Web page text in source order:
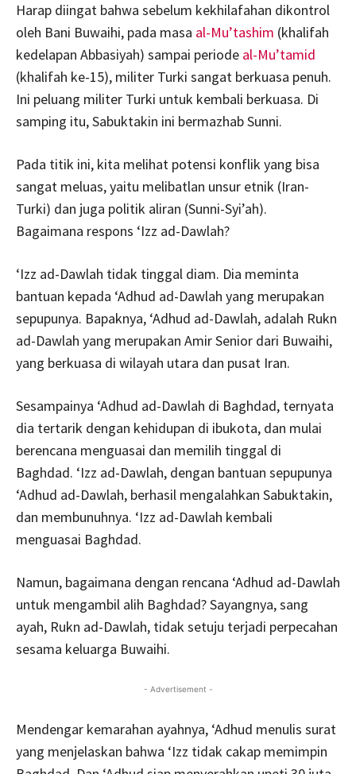
Harap diingat bahwa sebelum kekhilafahan dikontrol
oleh Bani Buwaihi, pada masa al-Mu’tashim (khalifah
kedelapan Abbasiyah) sampai periode al-Mu’tamid
(khalifah ke-15), militer Turki sangat berkuasa penuh.
Ini peluang militer Turki untuk kembali berkuasa. Di
samping itu, Sabuktakin ini bermazhab Sunni.
Pada titik ini, kita melihat potensi konflik yang bisa
sangat meluas, yaitu melibatlan unsur etnik (Iran-
Turki) dan juga politik aliran (Sunni-Syi’ah).
Bagaimana respons ‘Izz ad-Dawlah?
‘Izz ad-Dawlah tidak tinggal diam. Dia meminta
bantuan kepada ‘Adhud ad-Dawlah yang merupakan
sepupunya. Bapaknya, ‘Adhud ad-Dawlah, adalah Rukn
ad-Dawlah yang merupakan Amir Senior dari Buwaihi,
yang berkuasa di wilayah utara dan pusat Iran.
Sesampainya ‘Adhud ad-Dawlah di Baghdad, ternyata
dia tertarik dengan kehidupan di ibukota, dan mulai
berencana menguasai dan memilih tinggal di
Baghdad. ‘Izz ad-Dawlah, dengan bantuan sepupunya
‘Adhud ad-Dawlah, berhasil mengalahkan Sabuktakin,
dan membunuhnya. ‘Izz ad-Dawlah kembali
menguasai Baghdad.
Namun, bagaimana dengan rencana ‘Adhud ad-Dawlah
untuk mengambil alih Baghdad? Sayangnya, sang
ayah, Rukn ad-Dawlah, tidak setuju terjadi perpecahan
sesama keluarga Buwaihi.
- Advertisement -
Mendengar kemarahan ayahnya, ‘Adhud menulis surat
yang menjelaskan bahwa ‘Izz tidak cakap memimpin